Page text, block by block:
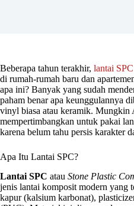
Beberapa tahun terakhir, lantai SPC
di rumah-rumah baru dan
apa ini? Banyak yang sudah
paham benar apa keunggulannya
vinyl biasa atau keramik. Mungkin
mempertimbangkan untuk pakai
karena belum tahu persis karakter
Apa Itu Lantai SPC?
Lantai SPC atau Stone Plastic
jenis lantai komposit modern yang
kapur (kalsium karbonat),